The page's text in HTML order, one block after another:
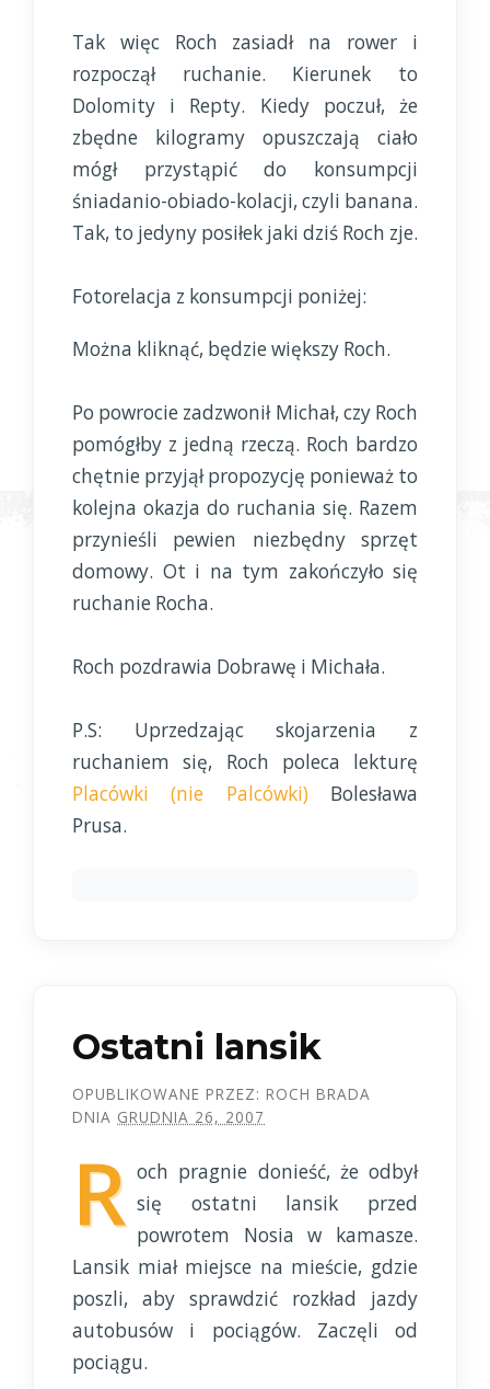
Tak więc Roch zasiadł na rower i
rozpoczął ruchanie. Kierunek to
Dolomity i Repty. Kiedy poczuł, że
zbędne kilogramy opuszczają ciało
mógł przystąpić do konsumpcji
śniadanio-obiado-kolacji, czyli banana.
Tak, to jedyny posiłek jaki dziś Roch zje.
Fotorelacja z konsumpcji poniżej:
Można kliknąć, będzie większy Roch.
Po powrocie zadzwonił Michał, czy Roch
pomógłby z jedną rzeczą. Roch bardzo
chętnie przyjął propozycję ponieważ to
kolejna okazja do ruchania się. Razem
przynieśli pewien niezbędny sprzęt
domowy. Ot i na tym zakończyło się
ruchanie Rocha.
Roch pozdrawia Dobrawę i Michała.
P.S: Uprzedzając skojarzenia z
ruchaniem się, Roch poleca lekturę
Placówki (nie Palcówki)Bolesława
Prusa.
Ostatni lansik
OPUBLIKOWANE PRZEZ: ROCH BRADA
DNIA GRUDNIA 26, 2007
R och pragnie donieść, że odbył
się ostatni lansik przed
powrotem Nosia w kamasze.
Lansik miał miejsce na mieście, gdzie
poszli, aby sprawdzić rozkład jazdy
autobusów i pociągów. Zaczęli od
pociągu.